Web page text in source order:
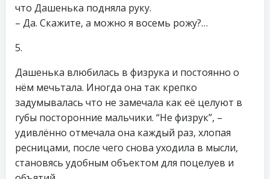
что Дашенька подняла руку.
– Да. Скажите, а можно я восемь рожу?…
5.
Дашенька влюбилась в физрука и постоянно о
нём мечьтала. Иногда она так крепко
задумывалась что не замечала как её целуют в
губы посторонние мальчики. “Не физрук”, –
удивлённо отмечала она каждый раз, хлопая
ресницами, после чего снова уходила в мысли,
становясь удобным объектом для поцелуев и